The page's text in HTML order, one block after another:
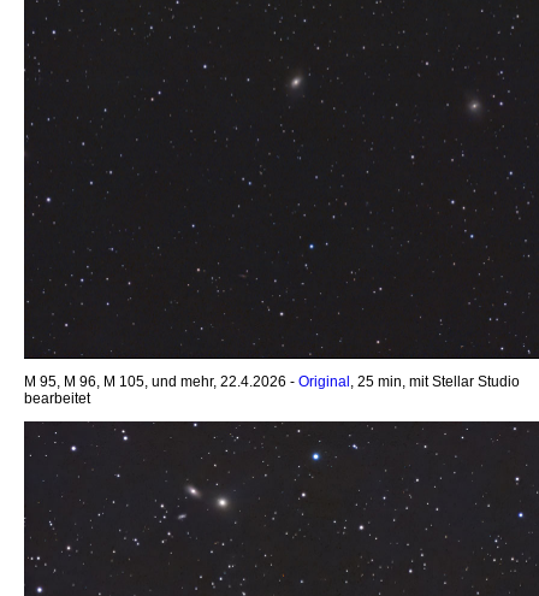
M 95, M 96, M 105, und mehr, 22.4.2026 - Original , 25 min, mit Stellar Studio
bearbeitet